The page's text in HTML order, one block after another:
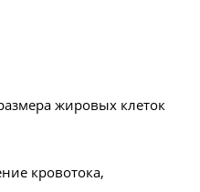
жировых клеток
кровотока,